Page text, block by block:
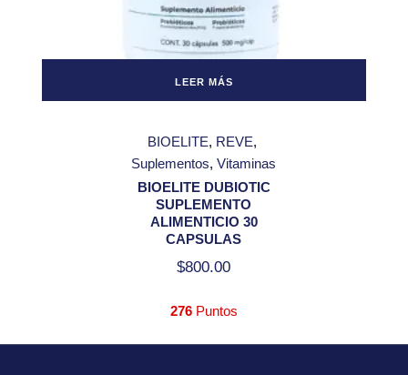
LEER MÁS
BIOELITE REVE
Suplementos Vitaminas
BIOELITE DUBIOTIC
SUPLEMENTO
ALIMENTICIO 30
CAPSULAS
$800.00
276Puntos